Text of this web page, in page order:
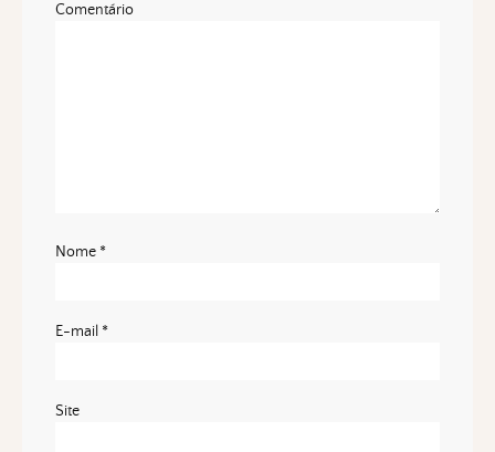
Comentário
Nome *
E-mail *
Site